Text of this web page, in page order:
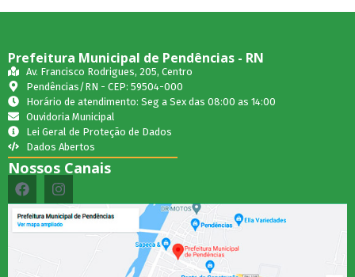
Prefeitura Municipal de Pendências - RN
Av. Francisco Rodrigues, 205, Centro
Pendências/RN - CEP: 59504-000
Horário de atendimento: Seg a Sex das 08:00 as 14:00
Ouvidoria Municipal
Lei Geral de Proteção de Dados
Dados Abertos
Nossos Canais